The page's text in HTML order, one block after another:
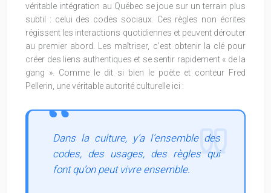
véritable intégration au Québec se joue sur un terrain plus
subtil : celui des codes sociaux. Ces règles non écrites
régissent les interactions quotidiennes et peuvent dérouter
au premier abord. Les maîtriser, c’est obtenir la clé pour
créer des liens authentiques et se sentir rapidement « de la
gang ». Comme le dit si bien le poète et conteur Fred
Pellerin, une véritable autorité culturelle ici :
Dans la culture, y’a l’ensemble des
codes, des usages, des règles qui
font qu’on peut vivre ensemble.